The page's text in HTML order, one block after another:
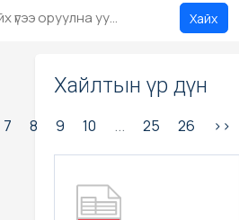
Хайх
Хайлтын үр дүн
7 8 9 10 ... 25 26 >>